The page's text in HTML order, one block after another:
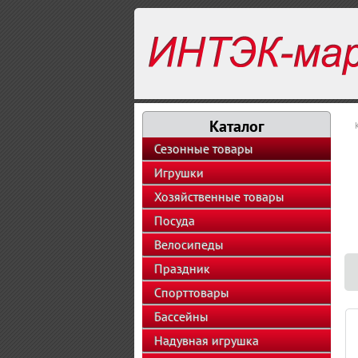
Каталог
Сезонные товары
Игрушки
Хозяйственные товары
Посуда
Велосипеды
Праздник
Спорттовары
Бассейны
Надувная игрушка